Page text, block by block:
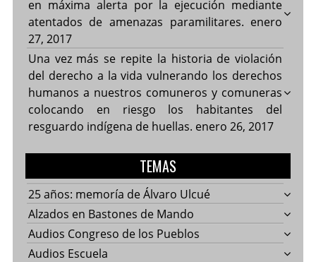
en máxima alerta por la ejecución mediante
atentados de amenazas paramilitares. enero
27, 2017
Una vez más se repite la historia de violación
del derecho a la vida vulnerando los derechos
humanos a nuestros comuneros y comuneras
colocando en riesgo los habitantes del
resguardo indígena de huellas. enero 26, 2017
TEMAS
25 años: memoría de Álvaro Ulcué
Alzados en Bastones de Mando
Audios Congreso de los Pueblos
Audios Escuela